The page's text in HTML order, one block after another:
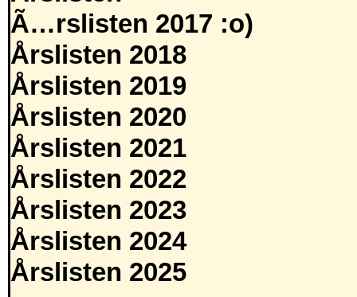
Ã…rslisten 2017 :o)
Årslisten 2018
Årslisten 2019
Årslisten 2020
Årslisten 2021
Årslisten 2022
Årslisten 2023
Årslisten 2024
Årslisten 2025